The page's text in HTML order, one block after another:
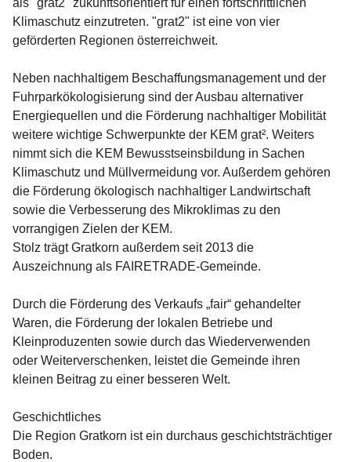
als "grat2" zukunftsorientiert für einen fortschrittlichen
Klimaschutz einzutreten. "grat2" ist eine von vier
geförderten Regionen österreichweit.
Neben nachhaltigem Beschaffungsmanagement und der
Fuhrparkökologisierung sind der Ausbau alternativer
Energiequellen und die Förderung nachhaltiger Mobilität
weitere wichtige Schwerpunkte der KEM grat². Weiters
nimmt sich die KEM Bewusstseinsbildung in Sachen
Klimaschutz und Müllvermeidung vor. Außerdem gehören
die Förderung ökologisch nachhaltiger Landwirtschaft
sowie die Verbesserung des Mikroklimas zu den
vorrangigen Zielen der KEM.
Stolz trägt Gratkorn außerdem seit 2013 die
Auszeichnung als FAIRETRADE-Gemeinde.
Durch die Förderung des Verkaufs „fair“ gehandelter
Waren, die Förderung der lokalen Betriebe und
Kleinproduzenten sowie durch das Wiederverwenden
oder Weiterverschenken, leistet die Gemeinde ihren
kleinen Beitrag zu einer besseren Welt.
Geschichtliches
Die Region Gratkorn ist ein durchaus geschichtsträchtiger
Boden.